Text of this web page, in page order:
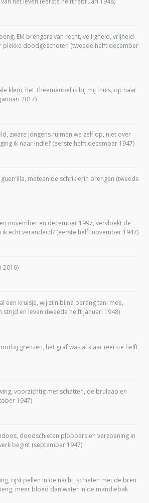
EM brengers van recht, veiligheid, vrijheid
plekke doodgeschoten (tweede helft december
klem, het Theemeubel is bij mij thuis, op naar
2017)
zware jongens ruimen we zelf op, niet over
ik naar Indië? (eerste helft december 1947)
meteen de schrik erin brengen (tweede
november en december 1997, vervloekt de
echt veranderd? (eerste helft november 1947)
2016)
een kruisje, wij zijn bijna oerang tani mee,
strijd en leven (tweede helft januari 1948)
grenzen, het graf was al klaar (eerste helft
voorzichtig met schatten, de brulaap en
1947)
doodschieten ploppers en verzoening in
begint (september 1947)
rijst pellen in de nacht, schieten met de bren
meer bloed dan water in de mandiebak